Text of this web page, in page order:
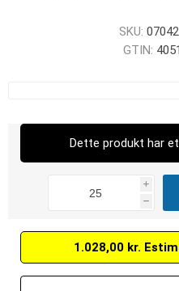
SKU:
GTIN:
Dette produkt har
i
h
1.028,00 kr.